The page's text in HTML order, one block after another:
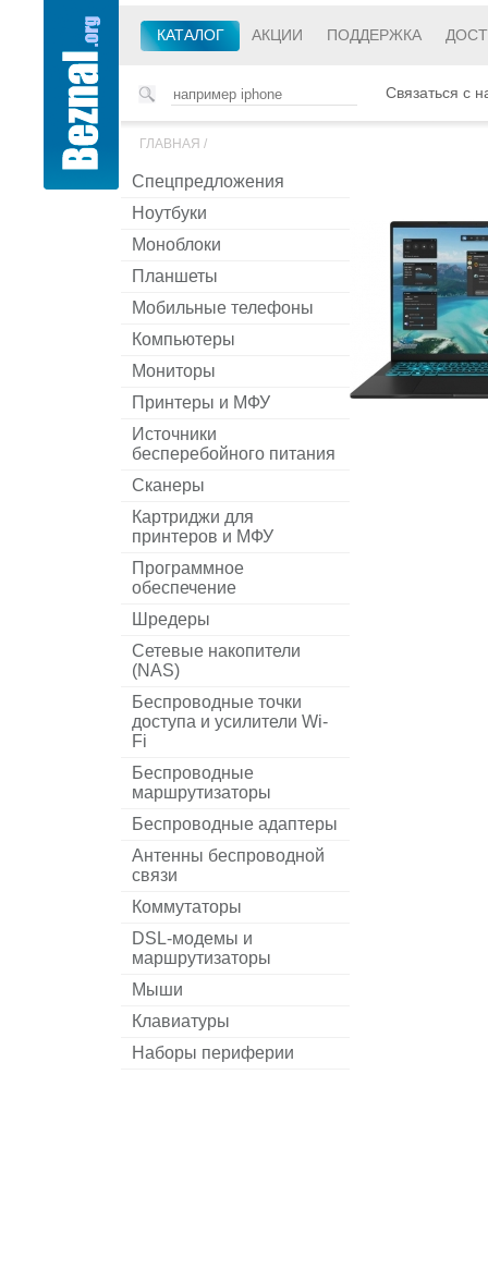
КАТАЛОГ АКЦИИ ПОДДЕРЖКА
Связаться с
ГЛАВНАЯ /
Спецпредложения
Ноутбуки
Моноблоки
Планшеты
Мобильные телефоны
Компьютеры
Мониторы
Принтеры и МФУ
Источники
бесперебойного питания
Сканеры
Картриджи для
принтеров и МФУ
Программное
обеспечение
Шредеры
Сетевые накопители
(NAS)
Беспроводные точки
доступа и усилители Wi-
Fi
Беспроводные
маршрутизаторы
Беспроводные адаптеры
Антенны беспроводной
связи
Коммутаторы
DSL-модемы и
маршрутизаторы
Мыши
Клавиатуры
Наборы периферии